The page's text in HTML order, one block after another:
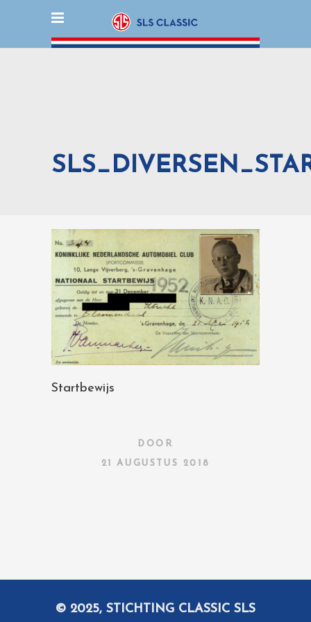
Startbewijs
DOOR
21 AUGUSTUS 2018
© 2025, STICHTING CLASSIC SLS